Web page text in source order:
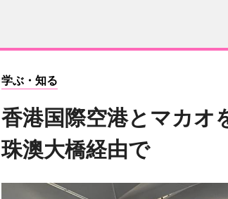
学ぶ・知る
香港国際空港とマカ
珠澳大橋経由で